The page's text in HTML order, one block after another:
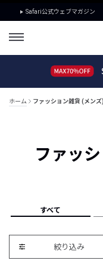
Safari公式ウェブマガジン
ホーム ファッション雑貨 (メンズ)
ファッ
すべて
絞り込み